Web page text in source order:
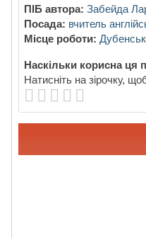
ПІБ автора: Забейда
Посада: вчитель
Місце роботи:
Наскільки корисна ця
Натисніть на зірочку,